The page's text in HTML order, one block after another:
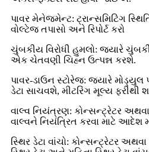
પાવર મેનેજમેન્ટ: ટ્રાન્સમિટિંગ
વોલ્ટેજ તપાસો અને રિપોર્ટ કરો
ચુંબકીય વિરોધી હુમલો: જ્યારે
એક ચેતવણી ચિહ્ન ઉત્પન્ન કરશે.
પાવર-ડાઉન સ્ટોરેજ: જ્યારે મોડ્યુલ
ડેટા સાચવશે, મીટરિંગ મૂલ્ય ફરીથી
વાલ્વ નિયંત્રણ: કોન્સન્ટ્રેટર
વાલ્વને નિયંત્રિત કરવા માટે આદેશ
સ્થિર ડેટા વાંચો: કોન્સન્ટ્રેટર